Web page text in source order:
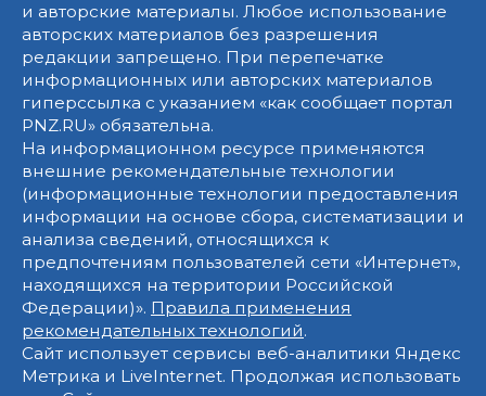
и авторские материалы. Любое использование
авторских материалов без разрешения
редакции запрещено. При перепечатке
информационных или авторских материалов
гиперссылка с указанием «как сообщает портал
PNZ.RU» обязательна.
На информационном ресурсе применяются
внешние рекомендательные технологии
(информационные технологии предоставления
информации на основе сбора, систематизации и
анализа сведений, относящихся к
предпочтениям пользователей сети «Интернет»,
находящихся на территории Российской
Федерации)». Правила применения
рекомендательных технологий.
Сайт использует сервисы веб-аналитики Яндекс
Метрика и LiveInternet. Продолжая использовать